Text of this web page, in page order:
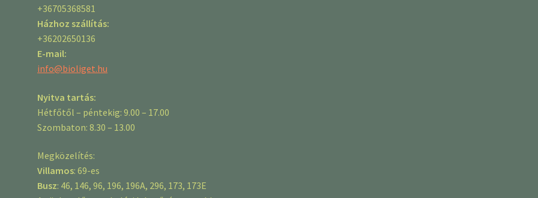
+36705368581
Házhoz szállítás:
+36202650136
E-mail:
info@bioliget.hu
Nyitva tartás:
Hétfőtől – péntekig: 9.00 – 17.00
Szombaton: 8.30 – 13.00
Megközelítés:
Villamos: 69-es
Busz: 46, 146, 96, 196, 196A, 296, 173, 173E